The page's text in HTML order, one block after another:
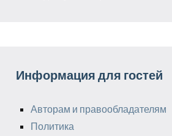
Информация для гостей
Авторам и правообладателям
Политика